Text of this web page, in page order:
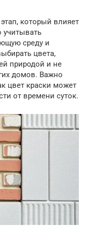
который влияет
среду и
цвета,
природой и не
домов. Важно
цвет краски может
от времени суток.